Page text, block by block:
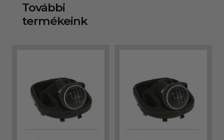
További
termékeink